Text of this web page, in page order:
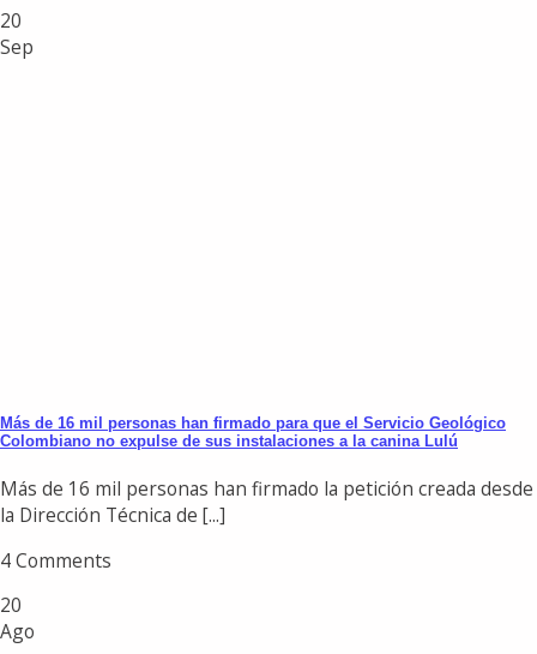
20
Sep
Más de 16 mil personas han firmado para que el Servicio Geológico
Colombiano no expulse de sus instalaciones a la canina Lulú
Más de 16 mil personas han firmado la petición creada desde
la Dirección Técnica de [...]
4 Comments
20
Ago